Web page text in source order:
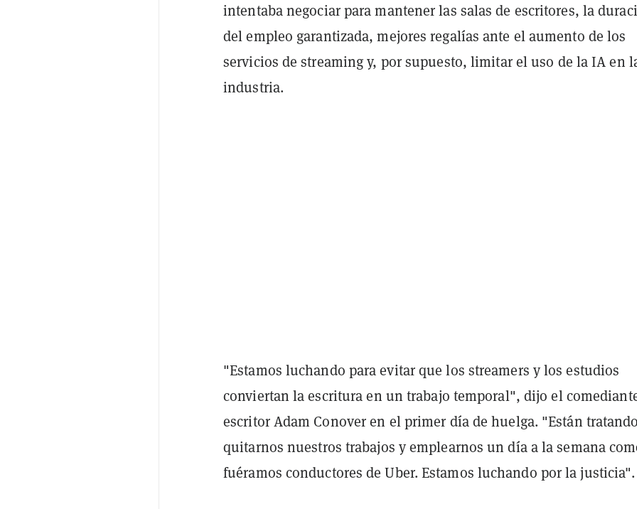
intentaba negociar para mantener las salas de escritores, la
del empleo garantizada, mejores regalías ante el aumento de los
servicios de streaming y, por supuesto, limitar el uso de la IA en
industria.
"Estamos luchando para evitar que los streamers y los estudios
conviertan la escritura en un trabajo temporal", dijo el
escritor Adam Conover en el primer día de huelga. "Están
quitarnos nuestros trabajos y emplearnos un día a la semana
fuéramos conductores de Uber. Estamos luchando por la justicia".